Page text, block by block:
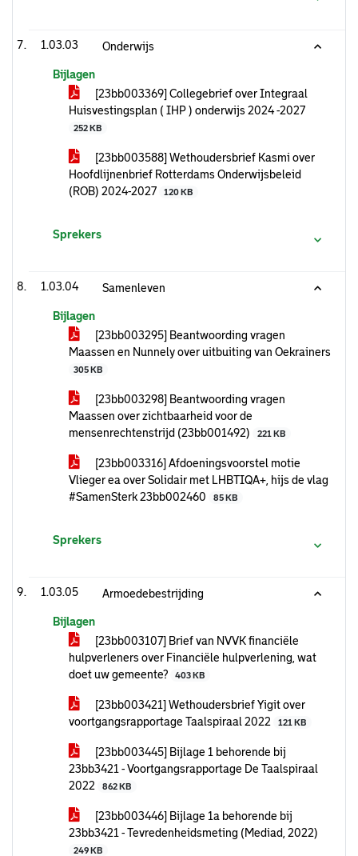
1.03.03 Onderwijs
Bijlagen
[23bb003369] Collegebrief over Integraal
Huisvestingsplan ( IHP ) onderwijs 2024 -2027
252 KB
[23bb003588] Wethoudersbrief Kasmi over
Hoofdlijnenbrief Rotterdams Onderwijsbeleid
(ROB) 2024-2027
120 KB
Sprekers
1.03.04 Samenleven
Bijlagen
[23bb003295] Beantwoording vragen
Maassen en Nunnely over uitbuiting van Oekrainers
305 KB
[23bb003298] Beantwoording vragen
Maassen over zichtbaarheid voor de
mensenrechtenstrijd (23bb001492)
221 KB
[23bb003316] Afdoeningsvoorstel motie
Vlieger ea over Solidair met LHBTIQA+, hijs de vlag
#SamenSterk 23bb002460
85 KB
Sprekers
1.03.05 Armoedebestrijding
Bijlagen
[23bb003107] Brief van NVVK financiële
hulpverleners over Financiële hulpverlening, wat
doet uw gemeente?
403 KB
[23bb003421] Wethoudersbrief Yigit over
voortgangsrapportage Taalspiraal 2022
121 KB
[23bb003445] Bijlage 1 behorende bij
23bb3421 - Voortgangsrapportage De Taalspiraal
2022
862 KB
[23bb003446] Bijlage 1a behorende bij
23bb3421 - Tevredenheidsmeting (Mediad, 2022)
249 KB